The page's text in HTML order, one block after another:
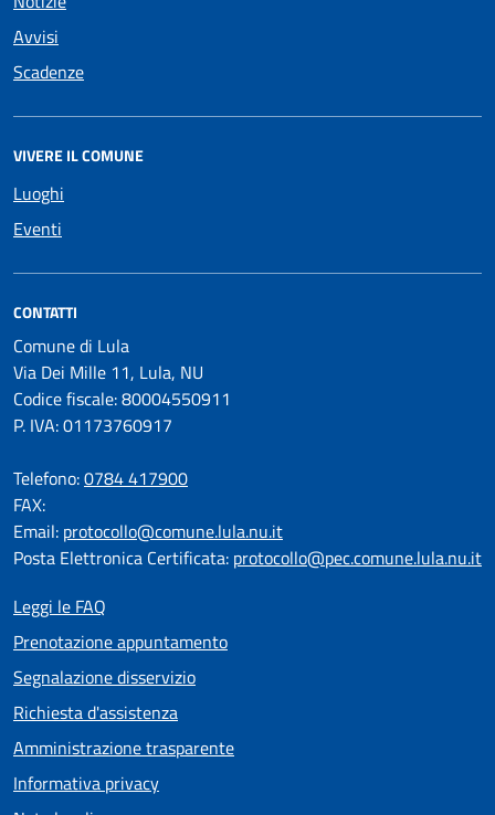
Avvisi
Scadenze
VIVERE IL COMUNE
Luoghi
Eventi
CONTATTI
Comune di Lula
Via Dei Mille 11, Lula, NU
Codice fiscale: 80004550911
P. IVA: 01173760917
Telefono:0784 417900
FAX:
Email: protocollo@comune.lula.nu.it
Posta Elettronica Certificata: protocollo@pec.comune.lula.nu.it
Leggi le FAQ
Prenotazione appuntamento
Segnalazione disservizio
Richiesta d'assistenza
Amministrazione trasparente
Informativa privacy